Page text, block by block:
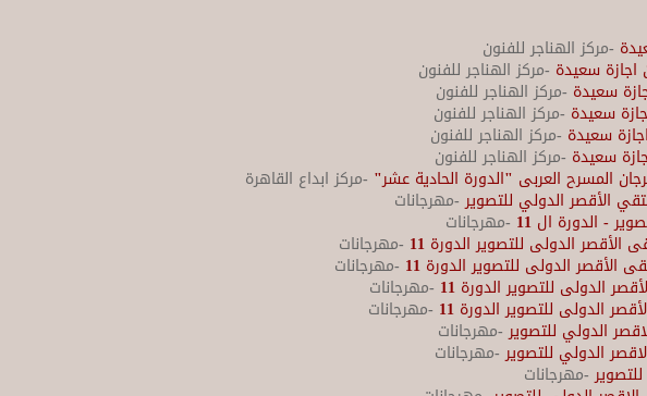
-مركز الهناجر للفنون
اجازة سعيدة -مركز الهناجر للفنون
سعيدة -مركز الهناجر للفنون
سعيدة -مركز الهناجر للفنون
سعيدة -مركز الهناجر للفنون
سعيدة -مركز الهناجر للفنون
المسرح العربى "الدورة الحادية عشر" -مركز ابداع القاهرة
-مهرجانات
- الدورة ال 11 -مهرجانات
الأقصر الدولى للتصوير الدورة 11 -مهرجانات
الأقصر الدولى للتصوير الدورة 11 -مهرجانات
الدولى للتصوير الدورة 11 -مهرجانات
الدولى للتصوير الدورة 11 -مهرجانات
الدولي للتصوير-مهرجانات
الدولي للتصوير-مهرجانات
-مهرجانات